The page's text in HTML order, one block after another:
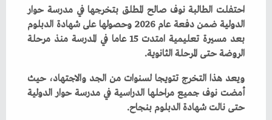
‬الروضة‭ ‬حتى‭ ‬المرحلة‭ ‬الثانوية‭.‬
‬حتى‭ ‬نالت‭ ‬شهادة‭ ‬الدبلوم‭ ‬بنجاح‭.‬